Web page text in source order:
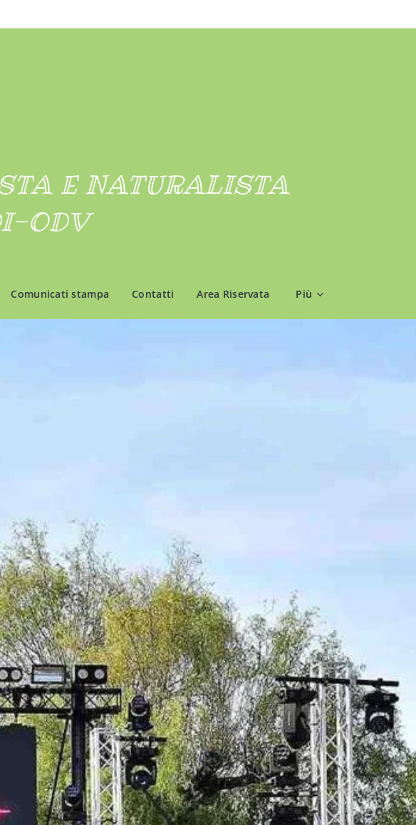
E NATURALISTA
ODV
Comunicati stampa Contatti Area Riservata Più